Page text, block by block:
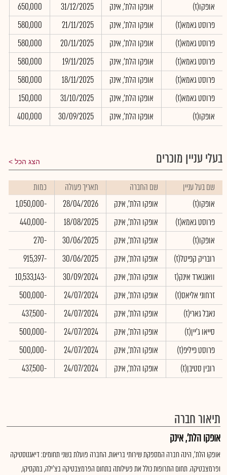
אופקו(ז)
אופקו הלת', אינק 31/12/2025
650,000
פרוסט גאמא(ז)
אופקו הלת', אינק 21/11/2025
580,000
פרוסט גאמא(ז)
אופקו הלת', אינק 20/11/2025
580,000
פרוסט גאמא(ז)
אופקו הלת', אינק 19/11/2025
580,000
פרוסט גאמא(ז)
אופקו הלת', אינק 18/11/2025
580,000
פרוסט גאמא(ז)
אופקו הלת', אינק 31/10/2025
150,000
אופקו(ז)
אופקו הלת', אינק 30/09/2025
400,000
בעלי עניין מוכרים הצג הכל
שם בעל עניין שם החברה תאריך פעולה
כמות
אופקו(ז)
אופקו הלת', אינק 28/04/2026
-1,050,000
פרוסט גאמא(ז)
אופקו הלת', אינק 18/08/2025
-440,000
אופקו(ז)
אופקו הלת', אינק 30/06/2025
-270
רובריק קפיטל(ז)
אופקו הלת', אינק 30/06/2025
-915,397
וואנגארד אינק(ז
אופקו הלת', אינק 30/09/2024
-10,533,143
זרחוני אליאס(ז)
אופקו הלת', אינק 24/07/2024
-500,000
נאבל גארי(ז)
אופקו הלת', אינק 24/07/2024
-437,500
סייאו ג'יין(ז)
אופקו הלת', אינק 24/07/2024
-500,000
פרוסט פיליפ(ז)
אופקו הלת', אינק 24/07/2024
-500,000
רובין סטיבן(ז)
אופקו הלת', אינק 24/07/2024
-437,500
תיאור חברה
אופקו הלת', אינק
אופקו הלת', הינה חברה המספקת שירותי בריאות. החברה פועלת בשני תחומים: דיאגנוסטיקה
ופרמצבטיקה. תחום התרופות כולל את פעילותה בתחום הפרמצבטיקה בצ'ילה, במקסיקו,